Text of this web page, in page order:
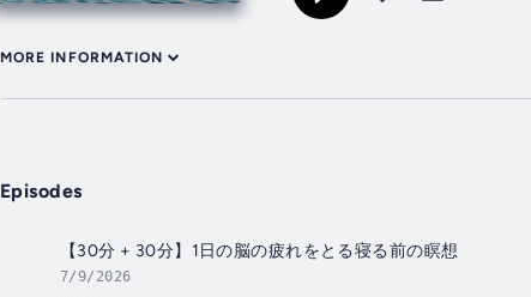
MORE INFORMATION
Episodes
【30分 + 30分】1日の脳の疲れをとる寝る前の瞑想
7/9/2026